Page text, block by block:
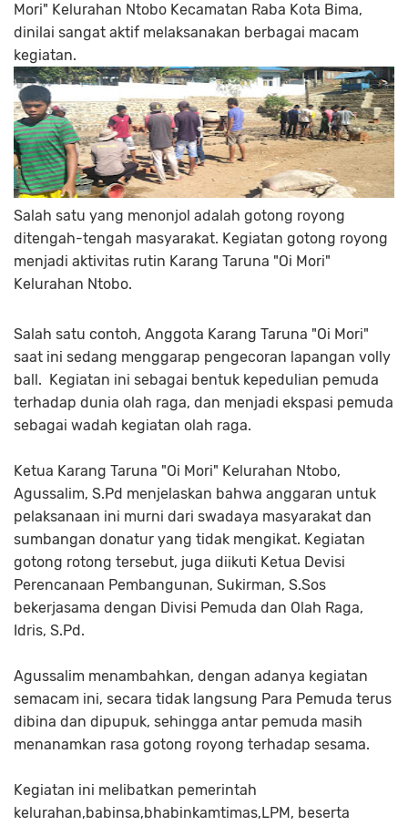
Mori" Kelurahan Ntobo Kecamatan Raba Kota Bima,
dinilai sangat aktif melaksanakan berbagai macam
kegiatan.
Salah satu yang menonjol adalah gotong royong
ditengah-tengah masyarakat. Kegiatan gotong royong
menjadi aktivitas rutin Karang Taruna "Oi Mori"
Kelurahan Ntobo.
Salah satu contoh, Anggota Karang Taruna "Oi Mori"
saat ini sedang menggarap pengecoran lapangan volly
ball. Kegiatan ini sebagai bentuk kepedulian pemuda
terhadap dunia olah raga, dan menjadi ekspasi pemuda
sebagai wadah kegiatan olah raga.
Ketua Karang Taruna "Oi Mori" Kelurahan Ntobo,
Agussalim, S.Pd menjelaskan bahwa anggaran untuk
pelaksanaan ini murni dari swadaya masyarakat dan
sumbangan donatur yang tidak mengikat. Kegiatan
gotong rotong tersebut, juga diikuti Ketua Devisi
Perencanaan Pembangunan, Sukirman, S.Sos
bekerjasama dengan Divisi Pemuda dan Olah Raga,
Idris, S.Pd.
Agussalim menambahkan, dengan adanya kegiatan
semacam ini, secara tidak langsung Para Pemuda terus
dibina dan dipupuk, sehingga antar pemuda masih
menanamkan rasa gotong royong terhadap sesama.
Kegiatan ini melibatkan pemerintah
kelurahan,babinsa,bhabinkamtimas,LPM, beserta